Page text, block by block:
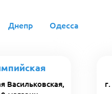
Днепр Одесса
Васильковская,